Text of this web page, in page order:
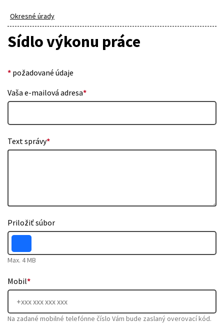
Okresné úrady
Sídlo výkonu práce
* požadované údaje
Vaša e-mailová adresa*
Text správy*
Priložiť súbor
Max. 4 MB
Mobil*
Na zadané mobilné telefónne číslo Vám bude zaslaný overovací kód.